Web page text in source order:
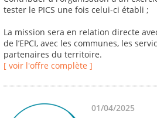
tester le PICS une fois celui-ci établi ;
La mission sera en relation directe
de l’EPCI, avec les communes, les
partenaires du territoire.
[ voir l'offre complète ]
01/04/2025